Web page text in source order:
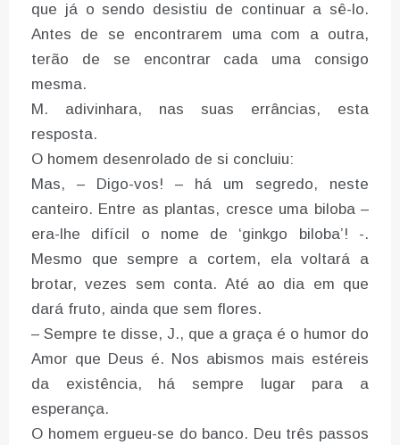
que já o sendo desistiu de continuar a sê-lo.
Antes de se encontrarem uma com a outra,
terão de se encontrar cada uma consigo
mesma.
M. adivinhara, nas suas errâncias, esta
resposta.
O homem desenrolado de si concluiu:
Mas, – Digo-vos! – há um segredo, neste
canteiro. Entre as plantas, cresce uma biloba –
era-lhe difícil o nome de ‘ginkgo biloba’! -.
Mesmo que sempre a cortem, ela voltará a
brotar, vezes sem conta. Até ao dia em que
dará fruto, ainda que sem flores.
– Sempre te disse, J., que a graça é o humor do
Amor que Deus é. Nos abismos mais estéreis
da existência, há sempre lugar para a
esperança.
O homem ergueu-se do banco. Deu três passos